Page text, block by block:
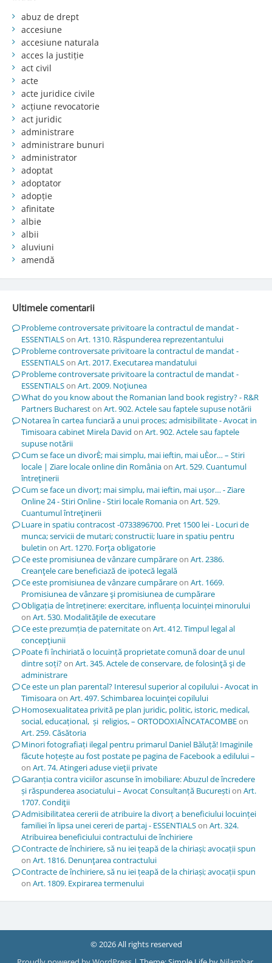
abuz de drept
accesiune
accesiune naturala
acces la justiție
act civil
acte
acte juridice civile
acțiune revocatorie
act juridic
administrare
administrare bunuri
administrator
adoptat
adoptator
adopție
afinitate
albie
albii
aluviuni
amendă
Ultimele comentarii
Probleme controversate privitoare la contractul de mandat -
ESSENTIALSon Art. 1310. Răspunderea reprezentantului
Probleme controversate privitoare la contractul de mandat -
ESSENTIALSon Art. 2017. Executarea mandatului
Probleme controversate privitoare la contractul de mandat -
ESSENTIALSon Art. 2009. Noţiunea
What do you know about the Romanian land book registry? - R&R
Partners Buchareston Art. 902. Actele sau faptele supuse notării
Notarea în cartea funciară a unui proces; admisibilitate - Avocat in
Timisoara cabinet Mirela David on Art. 902. Actele sau faptele
supuse notării
Cum se face un divorÈ; mai simplu, mai ieftin, mai uÈor… – Stiri
locale | Ziare locale online din Româniaon Art. 529. Cuantumul
întreţinerii
Cum se face un divorț; mai simplu, mai ieftin, mai ușor… - Ziare
Online 24 - Stiri Online - Stiri locale Romaniaon Art. 529.
Cuantumul întreţinerii
Luare in spatiu contracost -0733896700. Pret 1500 lei - Locuri de
munca; servicii de mutari; constructii; luare in spatiu pentru
buletin on Art. 1270. Forţa obligatorie
Ce este promisiunea de vânzare cumpărareon Art. 2386.
Creanţele care beneficiază de ipotecă legală
Ce este promisiunea de vânzare cumpărareon Art. 1669.
Promisiunea de vânzare şi promisiunea de cumpărare
Obligația de întreținere: exercitare, influența locuinței minorului
on Art. 530. Modalităţile de executare
Ce este prezumția de paternitateon Art. 412. Timpul legal al
concepţiunii
Poate fi închiriată o locuință proprietate comună doar de unul
dintre soți?on Art. 345. Actele de conservare, de folosinţă şi de
administrare
Ce este un plan parental? Interesul superior al copilului - Avocat in
Timisoaraon Art. 497. Schimbarea locuinţei copilului
Homosexualitatea privită pe plan juridic, politic, istoric, medical,
social, educațional, și religios, – ORTODOXIAÎNCATACOMBEon
Art. 259. Căsătoria
Minori fotografiați ilegal pentru primarul Daniel Băluță! Imaginile
făcute hoțește au fost postate pe pagina de Facebook a edilului –
on Art. 74. Atingeri aduse vieţii private
Garanția contra viciilor ascunse în imobiliare: Abuzul de încredere
și răspunderea asociatului – Avocat Consultanță Bucureștion Art.
1707. Condiţii
Admisibilitatea cererii de atribuire la divorț a beneficiului locuinței
familiei în lipsa unei cereri de partaj - ESSENTIALSon Art. 324.
Atribuirea beneficiului contractului de închiriere
Contracte de închiriere, să nu iei țeapă de la chiriași; avocații spun
on Art. 1816. Denunţarea contractului
Contracte de închiriere, să nu iei țeapă de la chiriași; avocații spun
on Art. 1809. Expirarea termenului
© 2026 All rights reserved